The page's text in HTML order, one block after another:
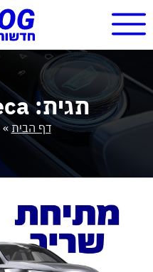
תגית: Cupra Ateca
דף הבית»